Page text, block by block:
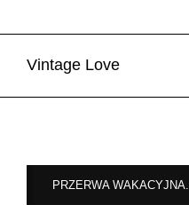
Vintage Love
PRZERWA WAKACYJNA.